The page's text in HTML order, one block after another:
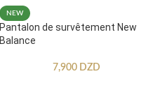
NEW
Pantalon de survêtement New
Balance
7,900 DZD